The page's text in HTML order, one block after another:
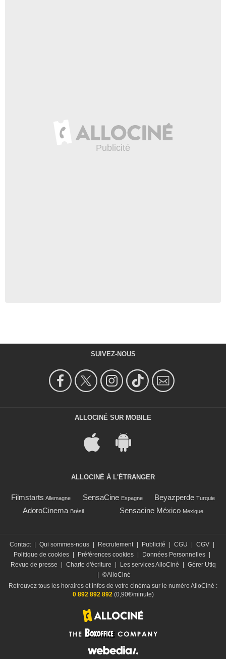
SUIVEZ-NOUS
ALLOCINÉ SUR MOBILE
ALLOCINÉ À L'ÉTRANGER
Filmstarts Allemagne SensaCine Espagne Beyazperde Turquie
AdoroCinema Brésil Sensacine México Mexique
Contact Qui sommes-nous Recrutement Publicité CGU CGV
Politique de cookies
Préférences cookies Données Personnelles
Revue de presse
Charte d'écriture Les services AlloCiné
Gérer Utiq
©AlloCiné
Retrouvez tous les horaires et infos de votre cinéma sur le numéro AlloCiné :
0 892 892 892(0,90€/minute)